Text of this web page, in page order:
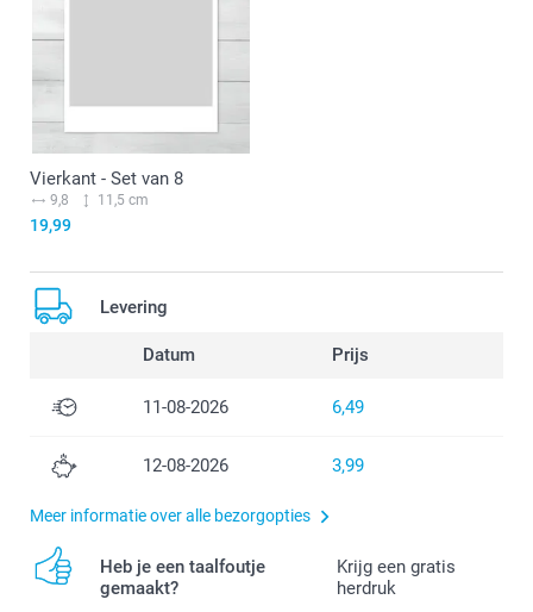
Vierkant - Set van 8
9,8 11,5 cm
19,99
Levering
Datum Prijs
11-08-2026 6,49
12-08-2026 3,99
Meer informatie over alle bezorgopties
Heb je een taalfoutje
gemaakt?
Krijg een gratis
herdruk